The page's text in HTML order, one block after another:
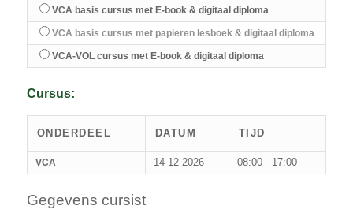
VCA basis cursus met E-book & digitaal diploma
VCA basis cursus met papieren lesboek & digitaal diploma
VCA-VOL cursus met E-book & digitaal diploma
Cursus:
ONDERDEEL DATUM TIJD
VCA 14-12-2026 08:00 - 17:00
Gegevens cursist